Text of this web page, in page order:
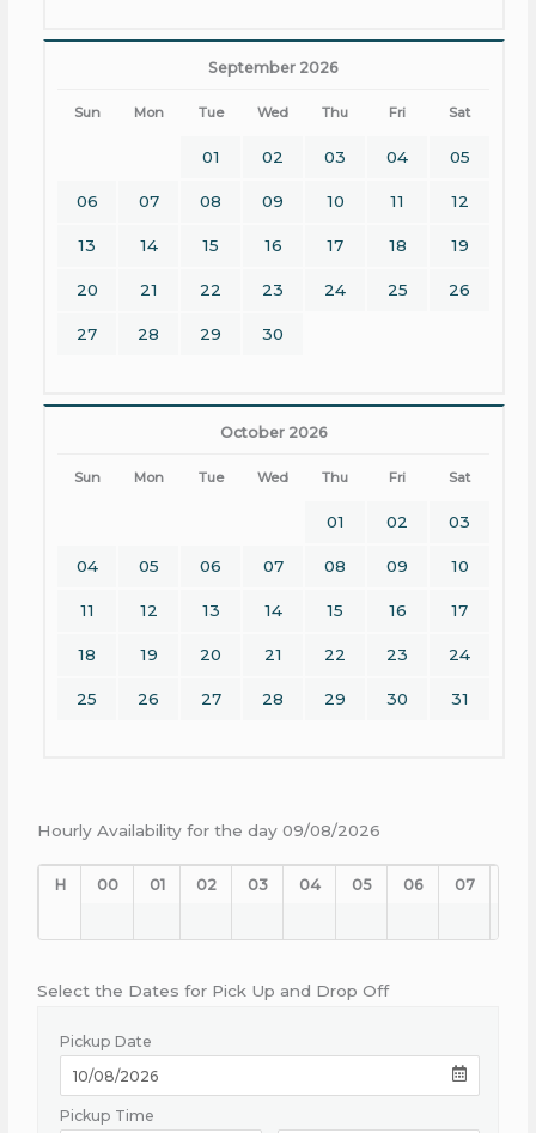
September 2026
Sun Mon Tue Wed Thu Fri Sat
01 02 03 04 05
06 07 08 09 10 11 12
13 14 15 16 17 18 19
20 21 22 23 24 25 26
27 28 29 30
October 2026
Sun Mon Tue Wed Thu Fri Sat
01 02 03
04 05 06 07 08 09 10
11 12 13 14 15 16 17
18 19 20 21 22 23 24
25 26 27 28 29 30 31
Hourly Availability for the day 09/08/2026
H 00 01 02 03 04 05 06 07
Select the Dates for Pick Up and Drop Off
Pickup Date
Pickup Time